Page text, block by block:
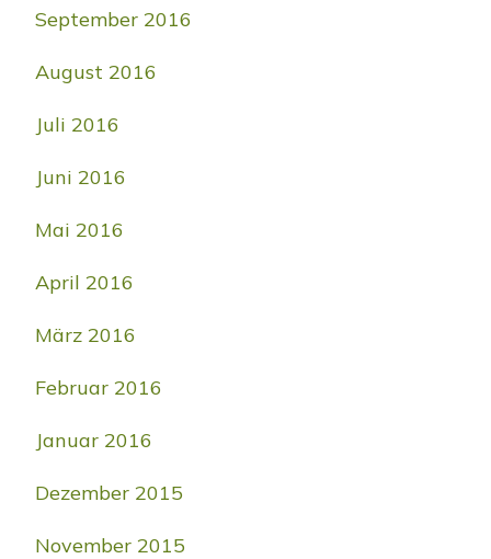
September 2016
August 2016
Juli 2016
Juni 2016
Mai 2016
April 2016
März 2016
Februar 2016
Januar 2016
Dezember 2015
November 2015